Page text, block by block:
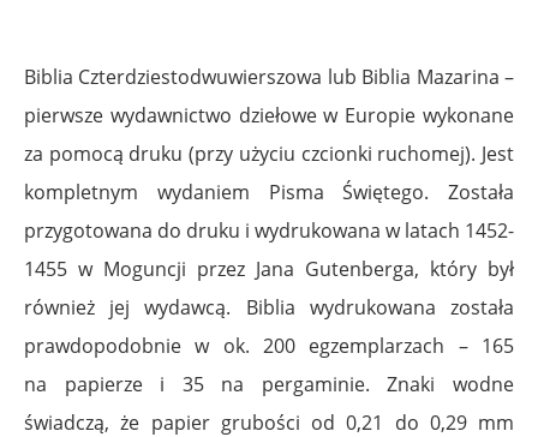
Biblia Czterdziestodwuwierszowa lub Biblia Mazarina –
pierwsze wydawnictwo dziełowe w Europie wykonane
za pomocą druku (przy użyciu czcionki ruchomej). Jest
kompletnym wydaniem Pisma Świętego. Została
przygotowana do druku i wydrukowana w latach 1452-
1455 w Moguncji przez Jana Gutenberga, który był
również jej wydawcą. Biblia wydrukowana została
prawdopodobnie w ok. 200 egzemplarzach – 165
na papierze i 35 na pergaminie. Znaki wodne
świadczą, że papier grubości od 0,21 do 0,29 mm